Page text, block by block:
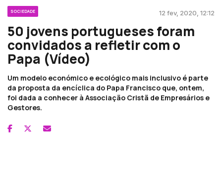
SOCIEDADE 12 fev, 2020, 12:12
50 jovens portugueses foram
convidados a refletir com o
Papa (Vídeo)
Um modelo económico e ecológico mais inclusivo é parte
da proposta da encíclica do Papa Francisco que, ontem,
foi dada a conhecer à Associação Cristã de Empresários e
Gestores.